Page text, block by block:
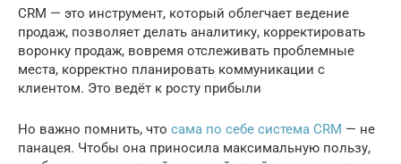
CRM — это инструмент, который облегчает ведение
продаж, позволяет делать аналитику, корректировать
воронку продаж, вовремя отслеживать проблемные
места, корректно планировать коммуникации с
клиентом. Это ведёт к росту прибыли
Но важно помнить, что сама по себе система CRM — не
панацея. Чтобы она приносила максимальную пользу,